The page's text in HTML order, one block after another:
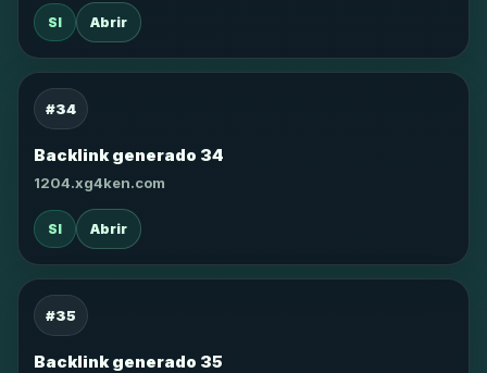
SI Abrir
#34
Backlink generado 34
1204.xg4ken.com
SI Abrir
#35
Backlink generado 35